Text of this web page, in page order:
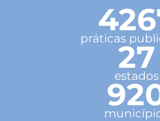
práticas
27
estados